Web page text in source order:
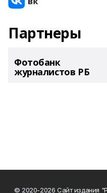
Партнеры
Фотобанк
журналистов РБ
© 2020-2026 Сайт издания